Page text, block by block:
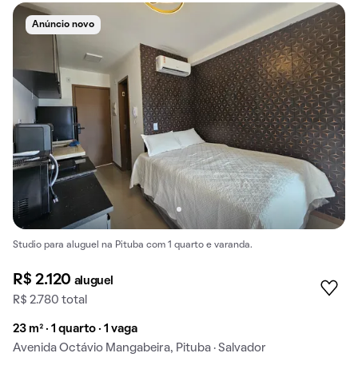
Anúncio novo
Studio para aluguel na Pituba com 1 quarto e varanda.
R$ 2.120 aluguel
R$ 2.780 total
23 m² · 1 quarto · 1 vaga
Avenida Octávio Mangabeira, Pituba · Salvador